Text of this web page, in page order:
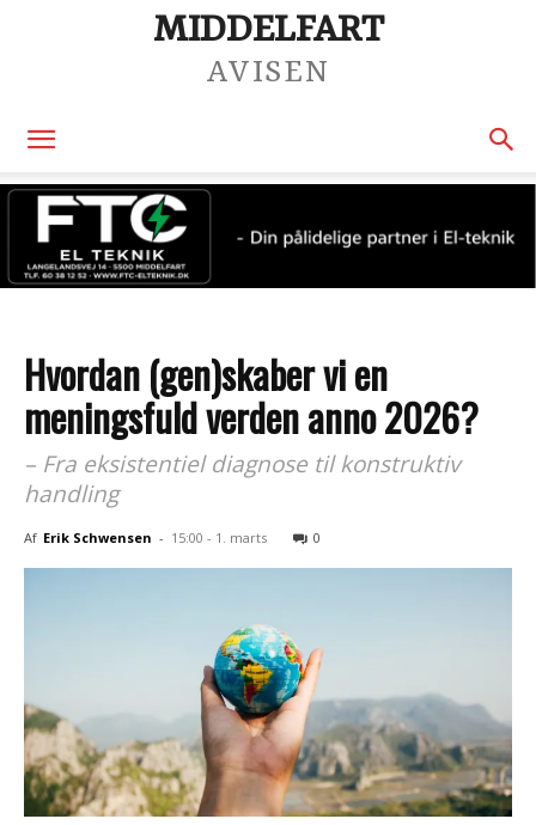
MIDDELFART
AVISEN
Hvordan (gen)skaber vi en
meningsfuld verden anno 2026?
– Fra eksistentiel diagnose til konstruktiv
handling
Af Erik Schwensen - 15:00 - 1. marts 0